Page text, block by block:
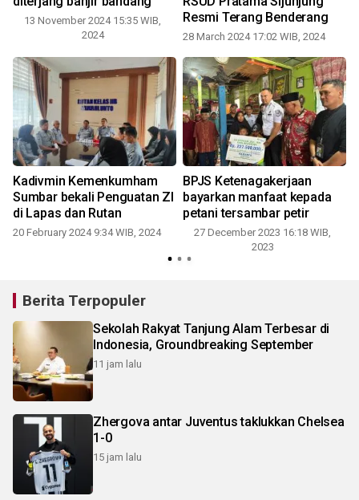
13 November 2024 15:35 WIB,
2024
Resmi Terang Benderang
28 March 2024 17:02 WIB, 2024
Kadivmin Kemenkumham
Sumbar bekali Penguatan ZI
di Lapas dan Rutan
20 February 2024 9:34 WIB, 2024
BPJS Ketenagakerjaan
bayarkan manfaat kepada
petani tersambar petir
27 December 2023 16:18 WIB,
2023
Berita Terpopuler
Sekolah Rakyat Tanjung Alam Terbesar di
Indonesia, Groundbreaking September
11 jam lalu
Zhergova antar Juventus taklukkan Chelsea
1-0
15 jam lalu